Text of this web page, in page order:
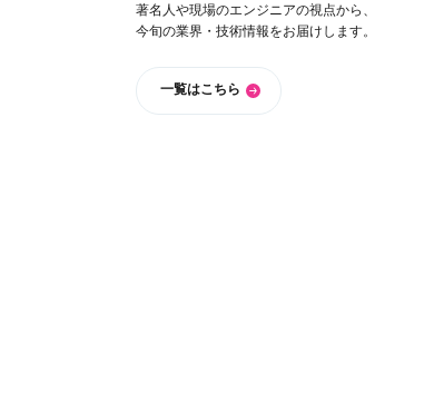
著名人や現場のエンジニアの視点から、
今旬の業界・技術情報をお届けします。
一覧はこちら